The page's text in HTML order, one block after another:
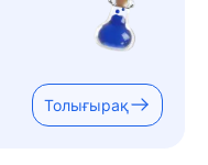
Толығырақ